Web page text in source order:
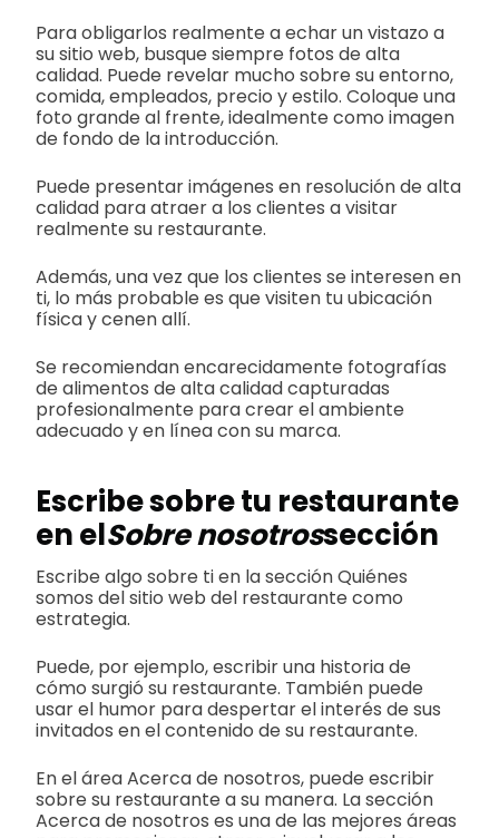
Para obligarlos realmente a echar un vistazo a
su sitio web, busque siempre fotos de alta
calidad. Puede revelar mucho sobre su entorno,
comida, empleados, precio y estilo. Coloque una
foto grande al frente, idealmente como imagen
de fondo de la introducción.
Puede presentar imágenes en resolución de alta
calidad para atraer a los clientes a visitar
realmente su restaurante.
Además, una vez que los clientes se interesen en
ti, lo más probable es que visiten tu ubicación
física y cenen allí.
Se recomiendan encarecidamente fotografías
de alimentos de alta calidad capturadas
profesionalmente para crear el ambiente
adecuado y en línea con su marca.
Escribe sobre tu restaurante
en elSobre nosotrossección
Escribe algo sobre ti en la sección Quiénes
somos del sitio web del restaurante como
estrategia.
Puede, por ejemplo, escribir una historia de
cómo surgió su restaurante. También puede
usar el humor para despertar el interés de sus
invitados en el contenido de su restaurante.
En el área Acerca de nosotros, puede escribir
sobre su restaurante a su manera. La sección
Acerca de nosotros es una de las mejores áreas